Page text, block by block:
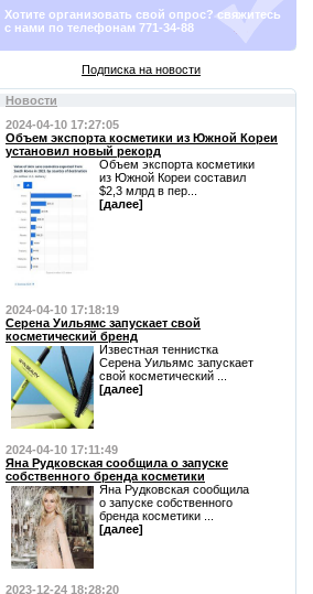
Хотите организовать свой опрос? свяжитесь
с нами по телефонам 771-34-88
Подписка на новости
Новости
2024-04-10 17:27:05
Объем экспорта косметики из Южной Кореи
установил новый рекорд
Объем экспорта косметики
из Южной Кореи составил
$2,3 млрд в пер...
[далее]
2024-04-10 17:18:19
Серена Уильямс запускает свой
косметический бренд
Известная теннистка
Серена Уильямс запускает
свой косметический ...
[далее]
2024-04-10 17:11:49
Яна Рудковская сообщила о запуске
собственного бренда косметики
Яна Рудковская сообщила
о запуске собственного
бренда косметики ...
[далее]
2023-12-24 18:28:20